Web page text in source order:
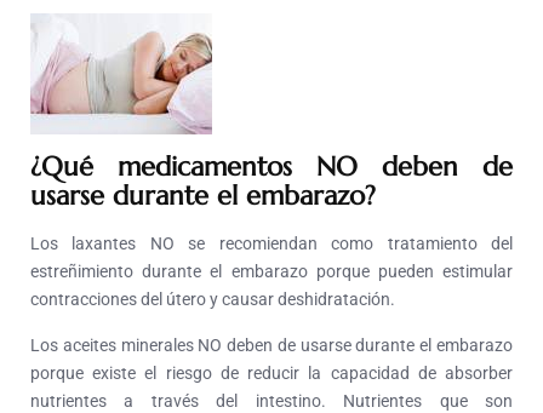
¿Qué medicamentos NO deben de
usarse durante el embarazo?
Los laxantes NO se recomiendan como tratamiento del
estreñimiento durante el embarazo porque pueden estimular
contracciones del útero y causar deshidratación.
Los aceites minerales NO deben de usarse durante el embarazo
porque existe el riesgo de reducir la capacidad de absorber
nutrientes a través del intestino. Nutrientes que son